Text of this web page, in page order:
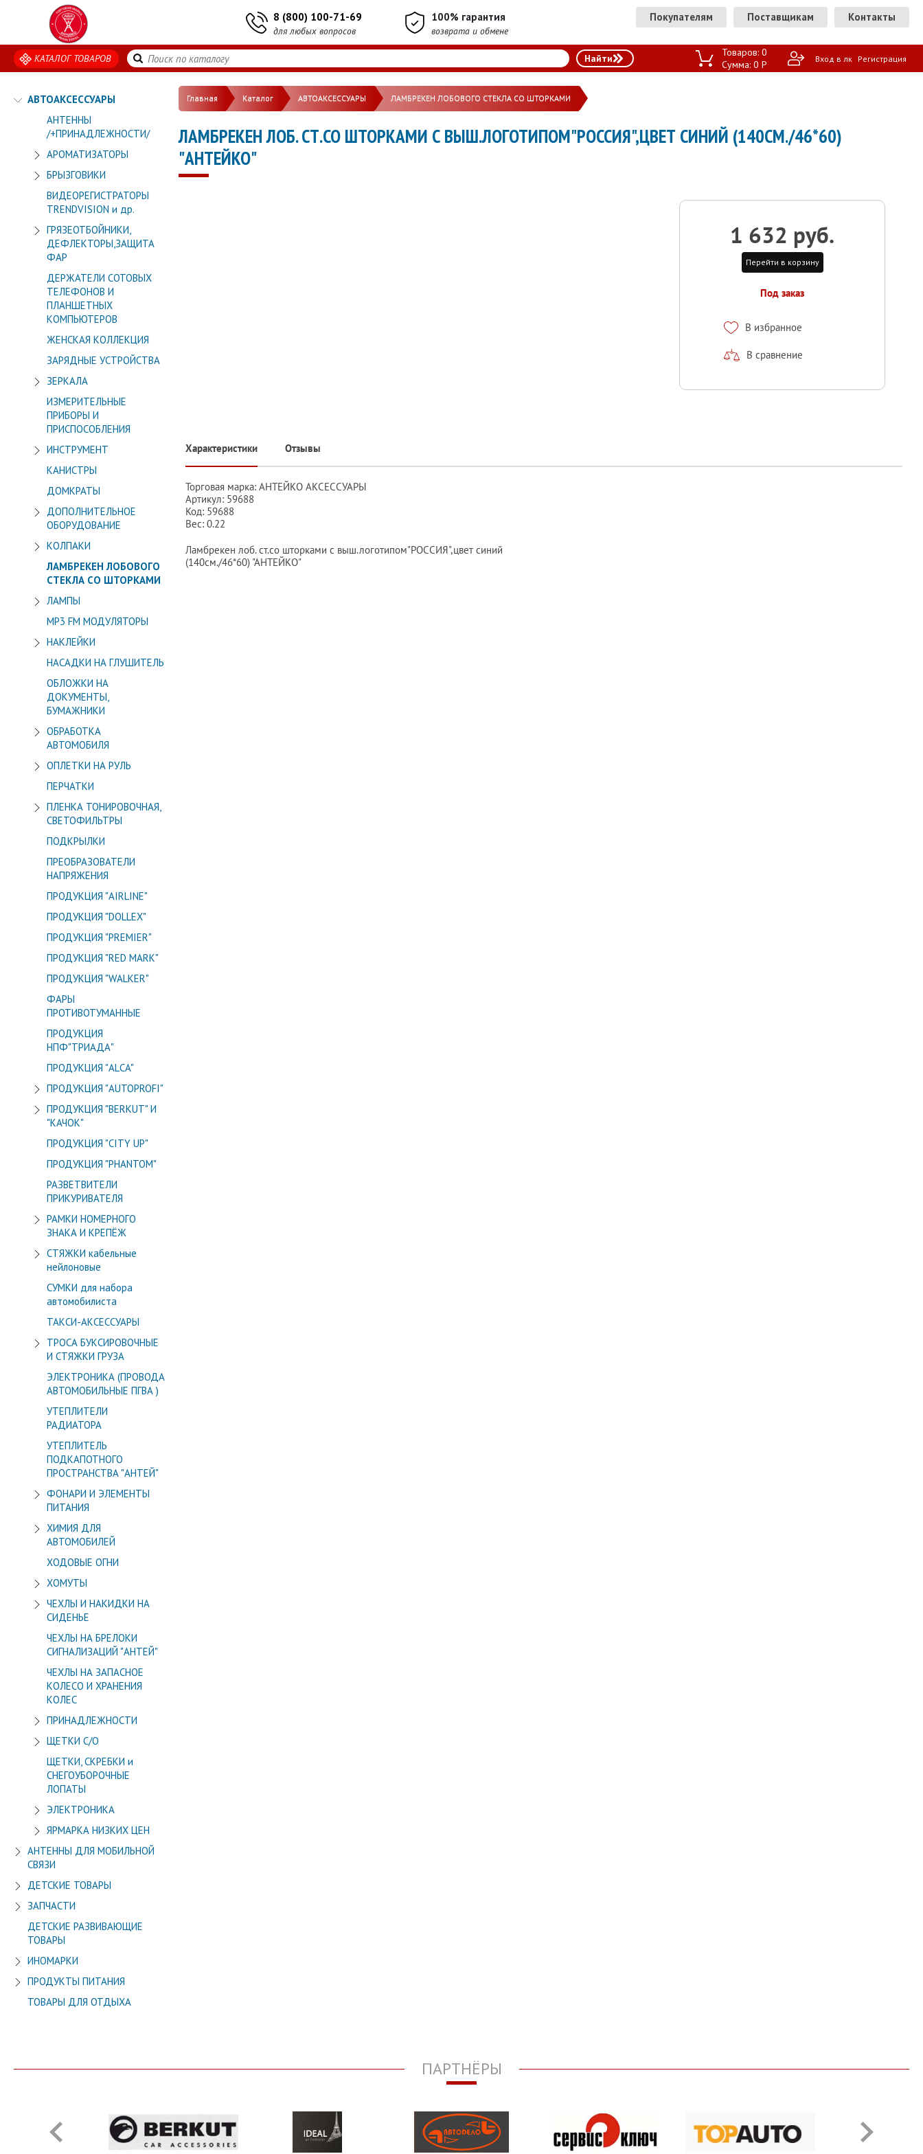
8 (800) 100-71-69
для любых вопросов
100% гарантия
возврата и обмене
Покупателям Поставщикам Контакты
КАТАЛОГ ТОВАРОВ Товаров: 0
Сумма: 0 P Вход в лк Регистрация
АВТОАКСЕССУАРЫ
АНТЕННЫ
/+ПРИНАДЛЕЖНОСТИ/
АРОМАТИЗАТОРЫ
БРЫЗГОВИКИ
ВИДЕОРЕГИСТРАТОРЫ
TRENDVISION и др.
ГРЯЗЕОТБОЙНИКИ,
ДЕФЛЕКТОРЫ,ЗАЩИТА
ФАР
ДЕРЖАТЕЛИ СОТОВЫХ
ТЕЛЕФОНОВ И
ПЛАНШЕТНЫХ
КОМПЬЮТЕРОВ
ЖЕНСКАЯ КОЛЛЕКЦИЯ
ЗАРЯДНЫЕ УСТРОЙСТВА
ЗЕРКАЛА
ИЗМЕРИТЕЛЬНЫЕ
ПРИБОРЫ И
ПРИСПОСОБЛЕНИЯ
ИНСТРУМЕНТ
КАНИСТРЫ
ДОМКРАТЫ
ДОПОЛНИТЕЛЬНОЕ
ОБОРУДОВАНИЕ
КОЛПАКИ
ЛАМБРЕКЕН ЛОБОВОГО
СТЕКЛА СО ШТОРКАМИ
ЛАМПЫ
МР3 FM МОДУЛЯТОРЫ
НАКЛЕЙКИ
НАСАДКИ НА ГЛУШИТЕЛЬ
ОБЛОЖКИ НА
ДОКУМЕНТЫ,
БУМАЖНИКИ
ОБРАБОТКА
АВТОМОБИЛЯ
ОПЛЕТКИ НА РУЛЬ
ПЕРЧАТКИ
ПЛЕНКА ТОНИРОВОЧНАЯ,
СВЕТОФИЛЬТРЫ
ПОДКРЫЛКИ
ПРЕОБРАЗОВАТЕЛИ
НАПРЯЖЕНИЯ
ПРОДУКЦИЯ "AIRLINE"
ПРОДУКЦИЯ "DOLLEX"
ПРОДУКЦИЯ "PREMIER"
ПРОДУКЦИЯ "RED MARK"
ПРОДУКЦИЯ "WALKER"
ФАРЫ
ПРОТИВОТУМАННЫЕ
ПРОДУКЦИЯ
НПФ"ТРИАДА"
ПРОДУКЦИЯ "ALСA"
ПРОДУКЦИЯ "AUTOPROFI"
ПРОДУКЦИЯ "BERKUT" И
"КАЧОК"
ПРОДУКЦИЯ "CITY UP"
ПРОДУКЦИЯ "PHANTOM"
РАЗВЕТВИТЕЛИ
ПРИКУРИВАТЕЛЯ
РАМКИ НОМЕРНОГО
ЗНАКА И КРЕПЁЖ
СТЯЖКИ кабельные
нейлоновые
СУМКИ для набора
автомобилиста
ТАКСИ-АКСЕССУАРЫ
ТРОСА БУКСИРОВОЧНЫЕ
И СТЯЖКИ ГРУЗА
ЭЛЕКТРОНИКА (ПРОВОДА
АВТОМОБИЛЬНЫЕ ПГВА )
УТЕПЛИТЕЛИ
РАДИАТОРА
УТЕПЛИТЕЛЬ
ПОДКАПОТНОГО
ПРОСТРАНСТВА "АНТЕЙ"
ФОНАРИ И ЭЛЕМЕНТЫ
ПИТАНИЯ
ХИМИЯ ДЛЯ
АВТОМОБИЛЕЙ
ХОДОВЫЕ ОГНИ
ХОМУТЫ
ЧЕХЛЫ И НАКИДКИ НА
СИДЕНЬЕ
ЧЕХЛЫ НА БРЕЛОКИ
СИГНАЛИЗАЦИЙ "АНТЕЙ"
ЧЕХЛЫ НА ЗАПАСНОЕ
КОЛЕСО И ХРАНЕНИЯ
КОЛЕС
ПРИНАДЛЕЖНОСТИ
ЩЕТКИ С/О
ЩЕТКИ, СКРЕБКИ и
СНЕГОУБОРОЧНЫЕ
ЛОПАТЫ
ЭЛЕКТРОНИКА
ЯРМАРКА НИЗКИХ ЦЕН
АНТЕННЫ ДЛЯ МОБИЛЬНОЙ
СВЯЗИ
ДЕТСКИЕ ТОВАРЫ
ЗАПЧАСТИ
ДЕТСКИЕ РАЗВИВАЮЩИЕ
ТОВАРЫ
ИНОМАРКИ
ПРОДУКТЫ ПИТАНИЯ
ТОВАРЫ ДЛЯ ОТДЫХА
Главная Каталог АВТОАКСЕССУАРЫ ЛАМБРЕКЕН ЛОБОВОГО СТЕКЛА СО ШТОРКАМИ
ЛАМБРЕКЕН ЛОБ. СТ.СО ШТОРКАМИ С ВЫШ.ЛОГОТИПОМ"РОССИЯ",ЦВЕТ СИНИЙ (140СМ./46*60)
"АНТЕЙКО"
1 632 руб.
Перейти в корзину
Под заказ
В избранное
В сравнение
Характеристики Отзывы
Торговая марка: АНТЕЙКО АКСЕССУАРЫ
Артикул: 59688
Код: 59688
Вес: 0.22
Ламбрекен лоб. ст.со шторками с выш.логотипом"РОССИЯ",цвет синий
(140см./46*60) "АНТЕЙКО"
ПАРТНЁРЫ